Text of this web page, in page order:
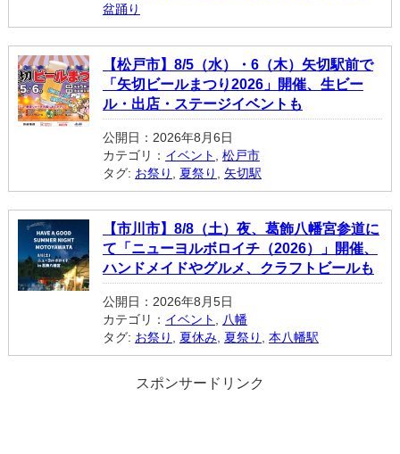
盆踊り
【松戸市】8/5（水）・6（木）矢切駅前で
「矢切ビールまつり2026」開催、生ビー
ル・出店・ステージイベントも
公開日：2026年8月6日
カテゴリ： イベント
松戸市
タグ: お祭り 夏祭り 矢切駅
【市川市】8/8（土）夜、葛飾八幡宮参道に
て「ニューヨルボロイチ（2026）」開催、
ハンドメイドやグルメ、クラフトビールも
公開日：2026年8月5日
カテゴリ： イベント
八幡
タグ: お祭り 夏休み, 夏祭り 本八幡駅
スポンサードリンク